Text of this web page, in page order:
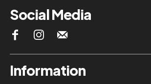
Social Media
Information